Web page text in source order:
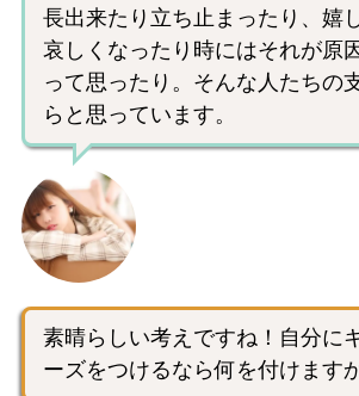
長出来たり立ち止まったり、嬉
哀しくなったり時にはそれが原
って思ったり。そんな人たちの
らと思っています。
素晴らしい考えですね！自分に
ーズをつけるなら何を付けます